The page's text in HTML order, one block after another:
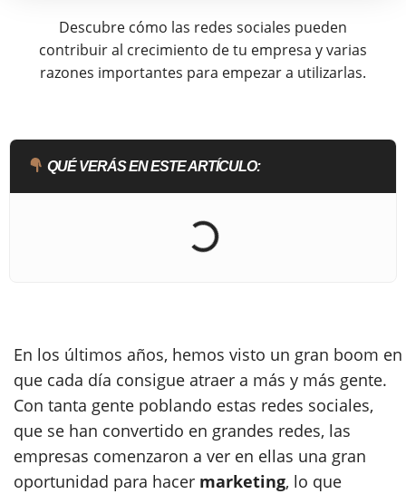
Descubre cómo las redes sociales pueden
contribuir al crecimiento de tu empresa y varias
razones importantes para empezar a utilizarlas.
QUÉ VERÁS EN ESTE ARTÍCULO:
En los últimos años, hemos visto un gran boom
que cada día consigue atraer a más y más gente.
Con tanta gente poblando estas redes sociales,
que se han convertido en grandes redes, las
empresas comenzaron a ver en ellas una gran
oportunidad para hacer marketing, lo que